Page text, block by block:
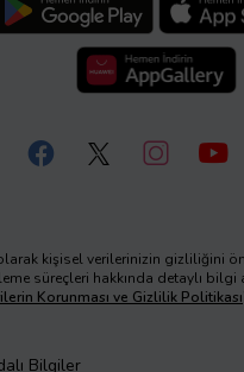
kişisel verilerinizin gizliliğini
süreçleri hakkında detaylı
Korunması ve Gizlilik Politikası
Bilgiler